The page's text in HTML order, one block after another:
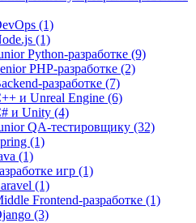
(1)
(1)
Python-разработке (9)
PHP-разработке (2)
(7)
и Unreal Engine (6)
и Unity (4)
QA-тестировщику (32)
(1)
(1)
игр (1)
(1)
Frontend-разработке (1)
(3)